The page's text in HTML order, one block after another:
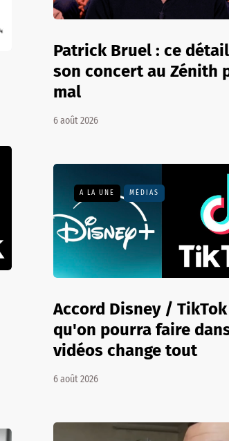
Patrick Bruel : ce
son concert au Zénith
mal
6 août 2026
A LA UNE MÉDIAS
Accord Disney /
qu'on pourra faire
vidéos change tout
6 août 2026